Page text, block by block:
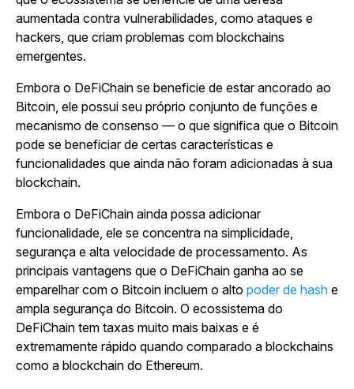
aumentada contra vulnerabilidades, como ataques e
hackers, que criam problemas com blockchains
emergentes.
Embora o DeFiChain se beneficie de estar ancorado ao
Bitcoin, ele possui seu próprio conjunto de funções e
mecanismo de consenso — o que significa que o Bitcoin
pode se beneficiar de certas características e
funcionalidades que ainda não foram adicionadas à sua
blockchain.
Embora o DeFiChain ainda possa adicionar
funcionalidade, ele se concentra na simplicidade,
segurança e alta velocidade de processamento. As
principais vantagens que o DeFiChain ganha ao se
emparelhar com o Bitcoin incluem o alto poder de hash e
ampla segurança do Bitcoin. O ecossistema do
DeFiChain tem taxas muito mais baixas e é
extremamente rápido quando comparado a blockchains
como a blockchain do Ethereum.